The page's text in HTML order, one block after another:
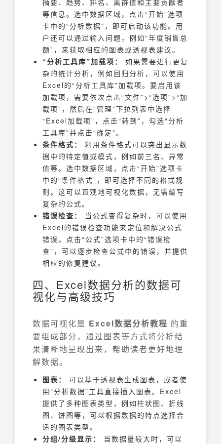
摘要、趋势、排名、离群值和主要贡献者
等信息。选中数据区域，点击“开始”选项
卡中的“分析数据”，即可启动该功能。用
户还可以通过输入问题，例如“年度销售总
额”，来获取相应的图表或透视表建议。
“分析工具库”加载项：
如果需要进行更复
杂的统计分析，例如回归分析，可以使用
Excel的“分析工具库”加载项。要启用该
加载项，需要依次点击“文件”>“选项”>“加
载项”，然后在“管理”下拉列表中选择
“Excel加载项”，点击“转到”，勾选“分析
工具库”并点击“确定”。
条件格式：
利用条件格式可以突出显示数
据中的特定值或模式，例如前三名、异常
值等。选中数据区域，点击“开始”选项卡
中的“条件格式”，即可选择不同的格式规
则。这可以直观地可视化数据，无需编写
复杂的公式。
错误检查：
当公式变得复杂时，可以使用
Excel的错误检查功能来定位和解决公式
错误。点击“公式”选项卡中的“错误检
查”，可以逐步检查公式中的错误，并提供
相应的修复建议。
四、Excel数据分析的数据可
视化与高级技巧
数据可视化是 Excel数据分析教程 的重
要组成部分，通过图表等方式将分析结
果清晰地呈现出来，帮助读者更好地理
解数据。
图表：
可以基于透视表生成图表，或者使
用“分析数据”工具直接插入图表。Excel
提供了多种图表类型，例如柱状图、折线
图、饼图等，可以根据数据的特点选择合
适的图表类型。
分组/分级显示：
当数据量较大时，可以